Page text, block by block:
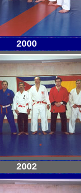
2000
2002